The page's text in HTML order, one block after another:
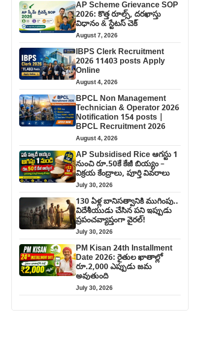
AP Scheme Grievance SOP
2026: కొత్త రూల్స్, దరఖాస్తు
విధానం & స్టేటస్ చెక్
August 7, 2026
IBPS Clerk Recruitment
2026 11403 posts Apply
Online
August 4, 2026
BPCL Non Management
Technician & Operator 2026
Notification 154 posts |
BPCL Recruitment 2026
August 4, 2026
AP Subsidised Rice ఆగస్టు 1
నుంచి రూ.50కే కేజీ బియ్యం –
విక్రయ కేంద్రాలు, పూర్తి వివరాలు
July 30, 2026
130 ఏళ్ల బానిసత్వానికి ముగింపు..
విదేశీయుడు చేసిన పని ఇప్పుడు
ప్రపంచవ్యాప్తంగా వైరల్!
July 30, 2026
PM Kisan 24th Installment
Date 2026: రైతుల ఖాతాల్లో
రూ.2,000 ఎప్పుడు జమ
అవుతుంది
July 30, 2026